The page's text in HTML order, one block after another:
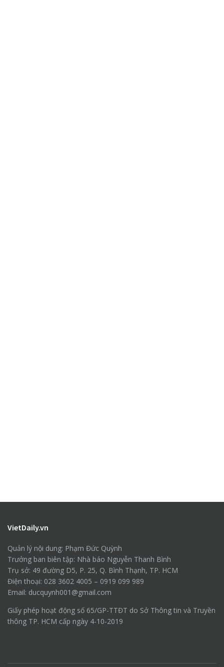
VietDaily.vn
Quản lý nội dung: Phạm Đức Quỳnh
Trưởng ban biên tập: Nhà báo Nguyễn Thanh Bình
Trụ sở: 49 đường D5, P. 25, Q. Bình Thạnh, TP. HCM
Điện thoại: 028 3602 4005 – 0919 099 989
Email: ducquynh001@gmail.com
Giấy phép hoạt động số 65/GP-TTĐT do Sở Thông tin và Truyền
thông TP. HCM cấp ngày 4-10-2019